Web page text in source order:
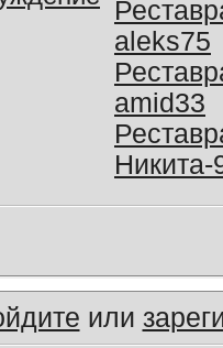
aleks75
amid33
Никита-
или